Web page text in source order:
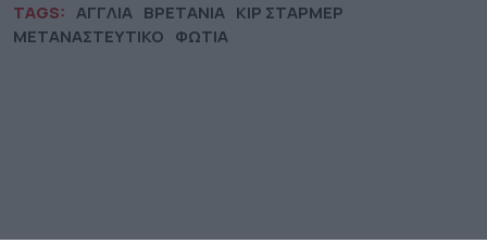
TAGS: ΑΓΓΛΙΑ ΒΡΕΤΑΝΙΑ ΚΙΡ ΣΤΑΡΜΕΡ
ΜΕΤΑΝΑΣΤΕΥΤΙΚΟ ΦΩΤΙΑ